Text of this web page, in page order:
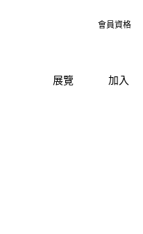
會員資格
展覽 加入